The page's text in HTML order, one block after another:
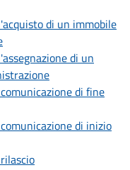
di un immobile
di un
di fine
di inizio